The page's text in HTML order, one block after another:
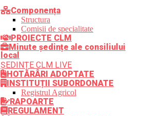
Componența
Structura
Comisii de specialitate
PROIECTE CLM
Minute ședințe ale consiliului
local
ȘEDINȚE CLM LIVE
HOTĂRÂRI ADOPTATE
INSTITUȚII SUBORDONATE
Registrul Agricol
RAPOARTE
REGULAMENT